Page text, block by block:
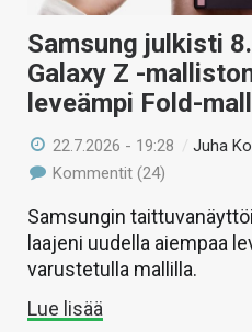
Samsung julkisti
Galaxy Z -
leveämpi Fold-
22.7.2026 - 19:28 /Juha
Kommentit (24)
Samsungin
laajeni uudella aiempaa
varustetulla mallilla.
Lue lisää